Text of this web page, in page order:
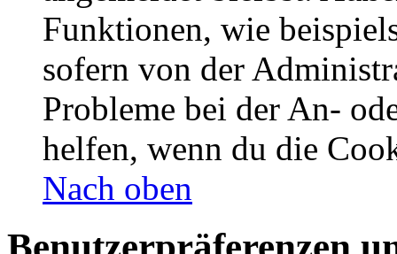
Funktionen, wie
sofern von der
Probleme bei der An-
helfen, wenn du die
Nach oben